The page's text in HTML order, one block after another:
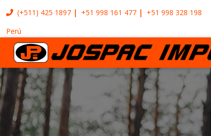
(+511) 425 1897 +51 998 161 477 +51 998 328 198
Perú